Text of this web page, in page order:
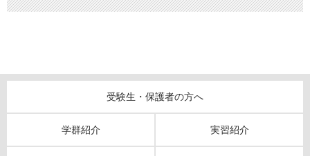
受験生・保護者の方へ
学群紹介 実習紹介